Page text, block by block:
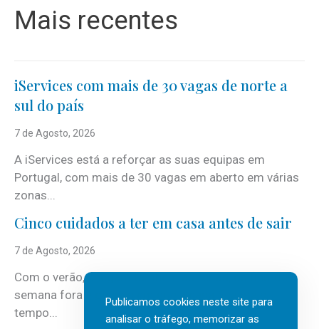
Mais recentes
iServices com mais de 30 vagas de norte a
sul do país
7 de Agosto, 2026
A iServices está a reforçar as suas equipas em
Portugal, com mais de 30 vagas em aberto em várias
zonas...
Cinco cuidados a ter em casa antes de sair
7 de Agosto, 2026
Com o verão, chegam também as férias, os fins-de-
semana fora e os dias em que a casa fica mais
tempo...
Publicamos cookies neste site para
analisar o tráfego, memorizar as